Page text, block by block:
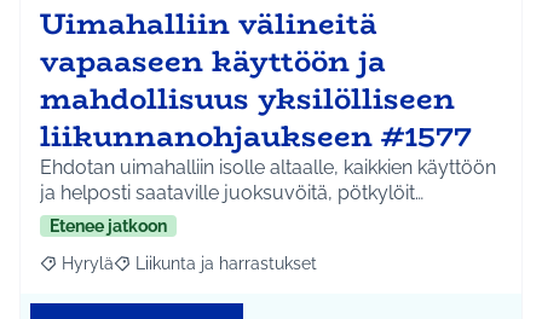
Uimahalliin välineitä
vapaaseen käyttöön ja
mahdollisuus yksilölliseen
liikunnanohjaukseen #1577
Ehdotan uimahalliin isolle altaalle, kaikkien käyttöön
ja helposti saataville juoksuvöitä, pötkylöit…
Etenee jatkoon
Rajaa tulokset aihepiirin mukaan: Hyrylä
Hyrylä Rajaa tulokset teeman mukaan: Liikunta ja
Liikunta ja harrastukset